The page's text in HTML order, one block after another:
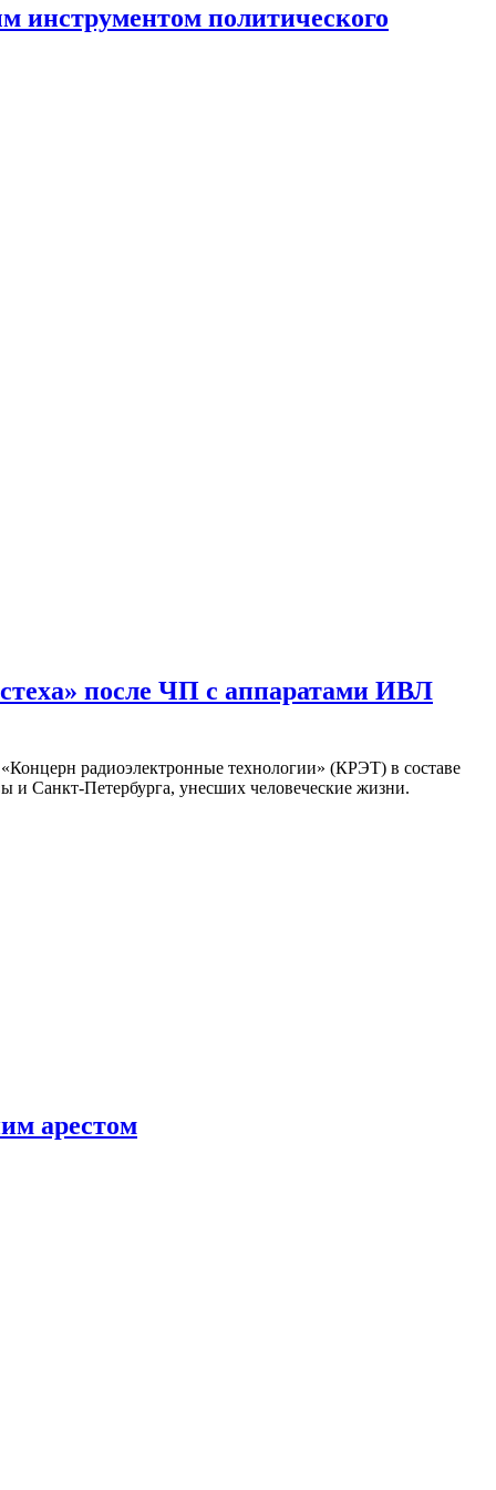
инструментом политического
после ЧП с аппаратами ИВЛ
радиоэлектронные технологии» (КРЭТ) в составе
и Санкт-Петербурга, унесших человеческие жизни.
арестом